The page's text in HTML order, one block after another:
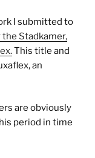
I submitted to
the Stadkamer,
This title and
an
are obviously
period in time